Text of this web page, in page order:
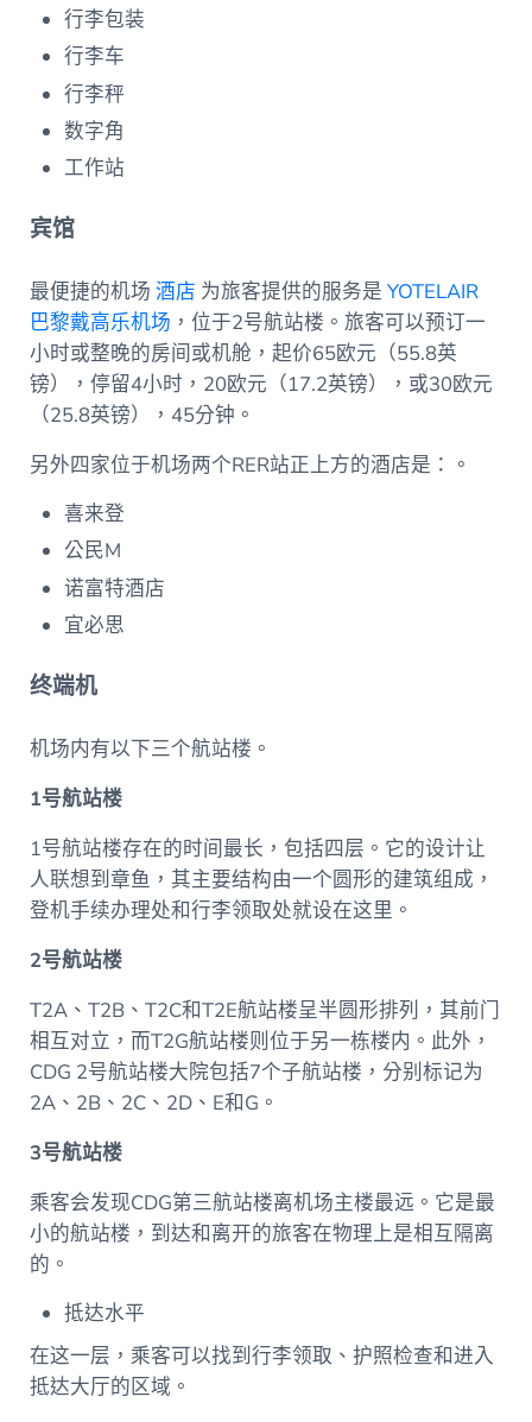
行李包装
行李车
行李秤
数字角
工作站
宾馆
最便捷的机场 酒店 为旅客提供的服务是 YOTELAIR
巴黎戴高乐机场 ，位于2号航站楼。旅客可以预订一
小时或整晚的房间或机舱，起价65欧元（55.8英
镑），停留4小时，20欧元（17.2英镑），或30欧元
（25.8英镑），45分钟。
另外四家位于机场两个RER站正上方的酒店是：。
喜来登
公民M
诺富特酒店
宜必思
终端机
机场内有以下三个航站楼。
1号航站楼
1号航站楼存在的时间最长，包括四层。它的设计让
人联想到章鱼，其主要结构由一个圆形的建筑组成，
登机手续办理处和行李领取处就设在这里。
2号航站楼
T2A、T2B、T2C和T2E航站楼呈半圆形排列，其前门
相互对立，而T2G航站楼则位于另一栋楼内。此外，
CDG 2号航站楼大院包括7个子航站楼，分别标记为
2A、2B、2C、2D、E和G。
3号航站楼
乘客会发现CDG第三航站楼离机场主楼最远。它是最
小的航站楼，到达和离开的旅客在物理上是相互隔离
的。
抵达水平
在这一层，乘客可以找到行李领取、护照检查和进入
抵达大厅的区域。